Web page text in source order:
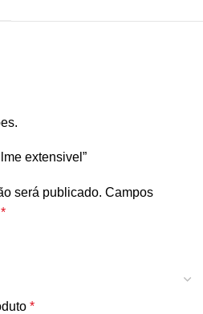
extensivel”
será publicado. Campos
*
*